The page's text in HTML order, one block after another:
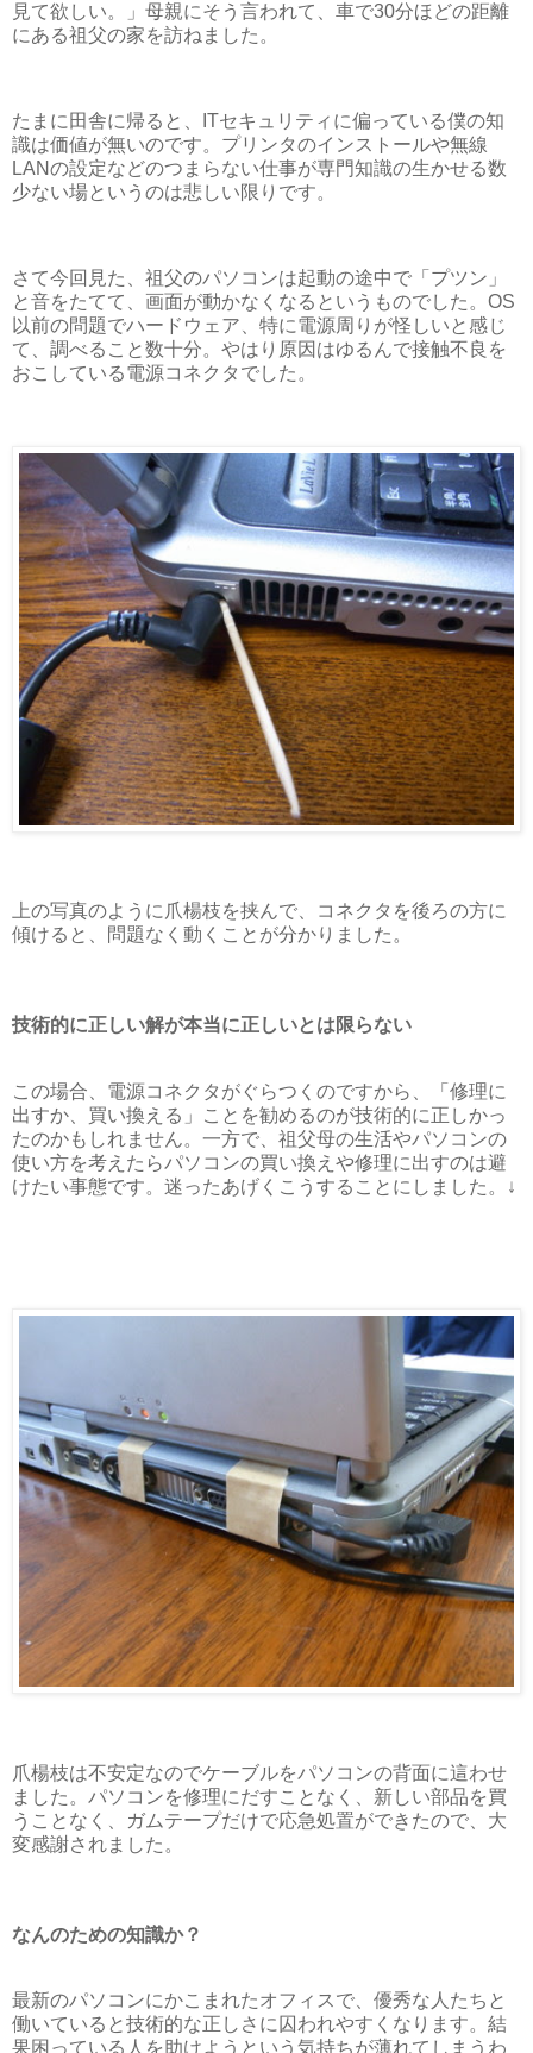
見て欲しい。」母親にそう言われて、車で30分ほどの距離
にある祖父の家を訪ねました。
たまに田舎に帰ると、ITセキュリティに偏っている僕の知
識は価値が無いのです。プリンタのインストールや無線
LANの設定などのつまらない仕事が専門知識の生かせる数
少ない場というのは悲しい限りです。
さて今回見た、祖父のパソコンは起動の途中で「プツン」
と音をたてて、画面が動かなくなるというものでした。OS
以前の問題でハードウェア、特に電源周りが怪しいと感じ
て、調べること数十分。やはり原因はゆるんで接触不良を
おこしている電源コネクタでした。
上の写真のように爪楊枝を挟んで、コネクタを後ろの方に
傾けると、問題なく動くことが分かりました。
技術的に正しい解が本当に正しいとは限らない
この場合、電源コネクタがぐらつくのですから、「修理に
出すか、買い換える」ことを勧めるのが技術的に正しかっ
たのかもしれません。一方で、祖父母の生活やパソコンの
使い方を考えたらパソコンの買い換えや修理に出すのは避
けたい事態です。迷ったあげくこうすることにしました。↓
爪楊枝は不安定なのでケーブルをパソコンの背面に這わせ
ました。パソコンを修理にだすことなく、新しい部品を買
うことなく、ガムテープだけで応急処置ができたので、大
変感謝されました。
なんのための知識か？
最新のパソコンにかこまれたオフィスで、優秀な人たちと
働いていると技術的な正しさに囚われやすくなります。結
果困っている人を助けようという気持ちが薄れてしまうわ